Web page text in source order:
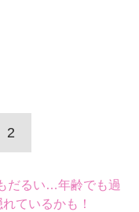
2
だるい…年齢でも過
ているかも！